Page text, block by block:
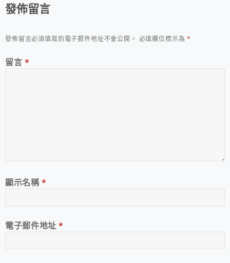
發佈留言
發佈留言必須填寫的電子郵件地址不會公開。 必填欄位標示為*
留言 *
顯示名稱*
電子郵件地址*